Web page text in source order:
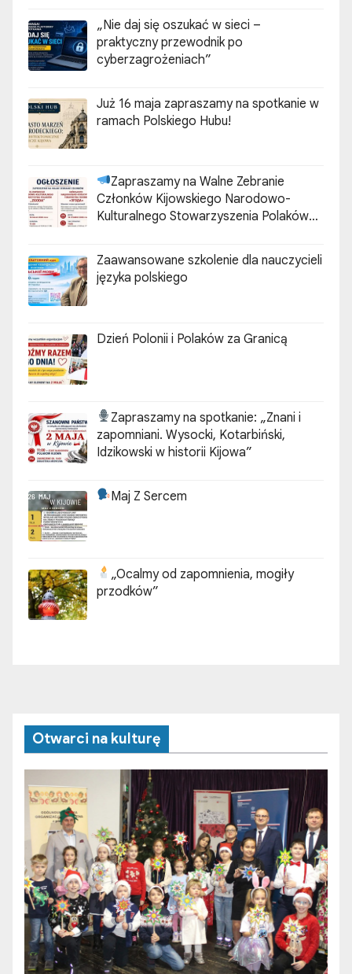
„Nie daj się oszukać w sieci –
praktyczny przewodnik po
cyberzagrożeniach”
Już 16 maja zapraszamy na spotkanie w
ramach Polskiego Hubu!
Zapraszamy na Walne Zebranie
Członków Kijowskiego Narodowo-
Kulturalnego Stowarzyszenia Polaków
Zaawansowane szkolenie dla nauczycieli
języka polskiego
Dzień Polonii i Polaków za Granicą
Zapraszamy na spotkanie: „Znani i
zapomniani. Wysocki, Kotarbiński,
Idzikowski w historii Kijowa”
Maj Z Sercem
„Ocalmy od zapomnienia, mogiły
przodków”
Otwarci na kulturę